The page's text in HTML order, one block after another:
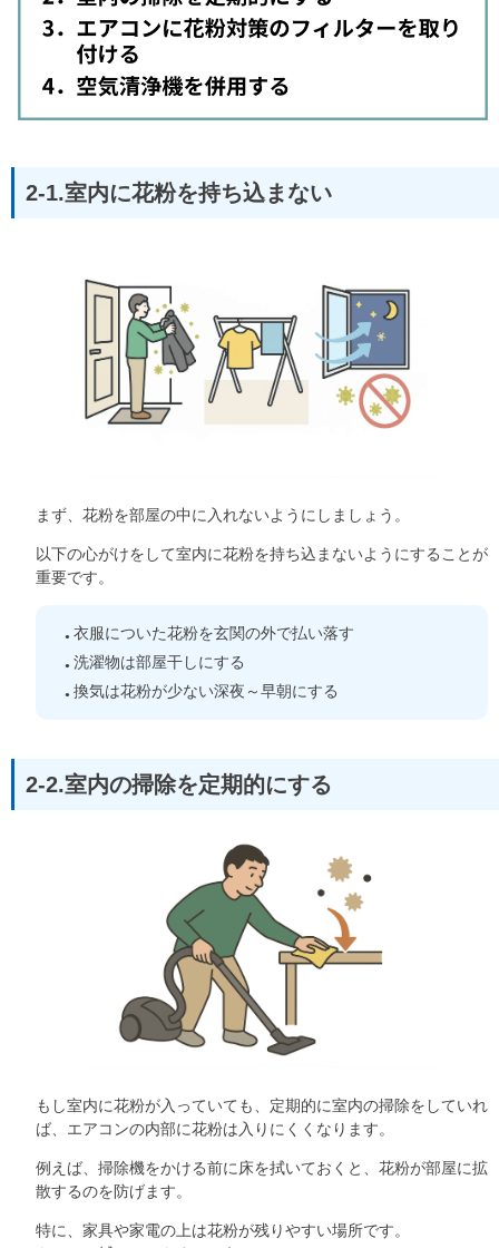
2-1.室内に花粉を持ち込まない
まず、花粉を部屋の中に入れないようにしましょう。
以下の心がけをして室内に花粉を持ち込まないようにすることが
重要です。
衣服についた花粉を玄関の外で払い落す
洗濯物は部屋干しにする
換気は花粉が少ない深夜～早朝にする
2-2.室内の掃除を定期的にする
もし室内に花粉が入っていても、定期的に室内の掃除をしていれ
ば、エアコンの内部に花粉は入りにくくなります。
例えば、掃除機をかける前に床を拭いておくと、花粉が部屋に拡
散するのを防げます。
特に、家具や家電の上は花粉が残りやすい場所です。